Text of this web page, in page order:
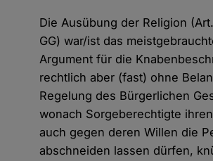
Die Ausübung der Religion
GG) war/ist das
Argument für die
rechtlich aber (fast) ohne
Regelung des Bürgerlichen
wonach Sorgeberechtigte
auch gegen deren Willen die
abschneiden lassen dürfen,